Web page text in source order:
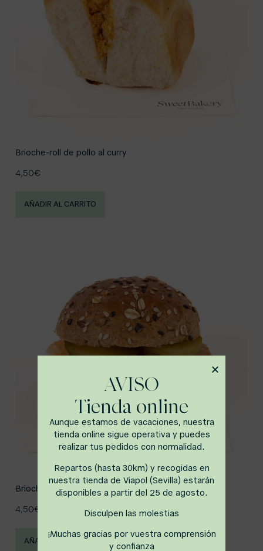
Brioche-roll de pollo al curry
4,50€
AÑADIR AL CARRITO
Brioche de salmón y crema de queso con pepinillos
4,50€
AÑADIR AL CARRITO
AVISO
Tienda online
Aunque estamos de vacaciones, nuestra
tienda online sigue operativa y puedes
realizar tus pedidos con normalidad.
Repartos (hasta 30km) y recogidas en
nuestra tienda de Viapol (Sevilla) estarán
disponibles a partir del 25 de agosto.
Disculpen las molestias
¡Muchas gracias por vuestra comprensión
y confianza